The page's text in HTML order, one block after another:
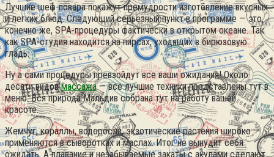
Лучшие шеф-повара покажут премудрости изготовление вкусных
и легких блюд. Следующий серьёзный пункт в программе — это,
конечно же, SPA-процедуры фактически в открытом океане. Так
как SPA-студия находится на пирсах, уходящих в бирюзовую
гладь.
Ну а сами процедуры превзойдут все ваши ожидания! Около
десяти видовмассажа— все лучшие техники представлены тут в
меню. Вся природа Мальдив собрана тут на работу вашей
красоте.
Жемчуг, кораллы, водоросли, экзотические растения широко
применяются в сыворотках и маслах. Итог не вынудит себя
ожидать. А плавание и незабываемые закаты с акулами сделают